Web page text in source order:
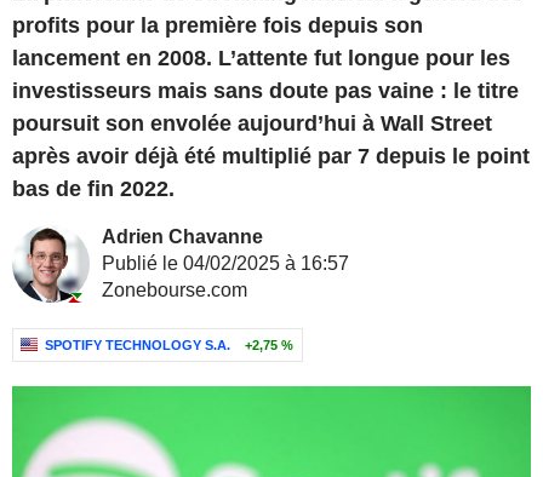
profits pour la première fois depuis son
lancement en 2008. L’attente fut longue pour les
investisseurs mais sans doute pas vaine : le titre
poursuit son envolée aujourd’hui à Wall Street
après avoir déjà été multiplié par 7 depuis le point
bas de fin 2022.
Adrien Chavanne
Publié le 04/02/2025 à 16:57
Zonebourse.com
SPOTIFY TECHNOLOGY S.A. +2,75 %